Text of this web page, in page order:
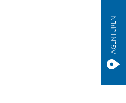
AGENTUREN